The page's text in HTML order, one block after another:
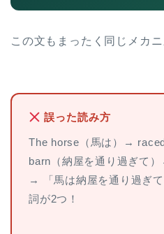
この文もまったく同じメカニ
誤った読み方
The horse（馬は）→
barn（納屋を通り過ぎて
→ 「馬は納屋を通り過ぎ
詞が2つ！